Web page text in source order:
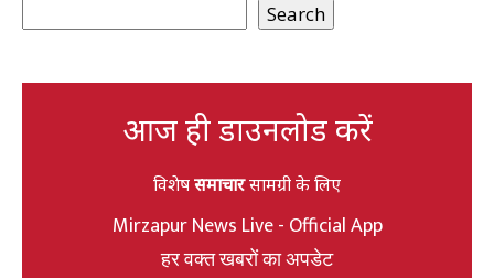
Search
आज ही डाउनलोड करें
विशेषसमाचारसामग्री के लिए
Mirzapur News Live - Official App
हर वक्त खबरों का अपडेट